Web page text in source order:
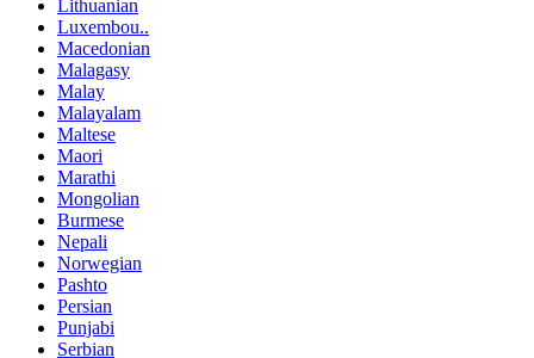
Lithuanian
Luxembou..
Macedonian
Malagasy
Malay
Malayalam
Maltese
Maori
Marathi
Mongolian
Burmese
Nepali
Norwegian
Pashto
Persian
Punjabi
Serbian